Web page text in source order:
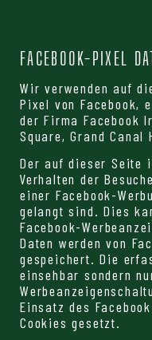
FACEBOOK-PIXEL
Wir verwenden auf
Pixel von Facebook,
der Firma Facebook
Square, Grand Canal
Der auf dieser Seite
Verhalten der
einer Facebook-
gelangt sind. Dies
Facebook-
Daten werden von
gespeichert. Die
einsehbar sondern
Einsatz des
Cookies gesetzt.